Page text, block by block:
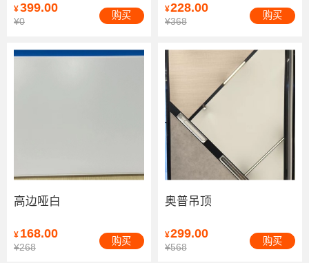
¥399.00
¥0
购买
¥228.00
¥368
购买
高边哑白
¥ 168.00
¥268
购买
奥普吊顶
¥299.00
¥568
购买